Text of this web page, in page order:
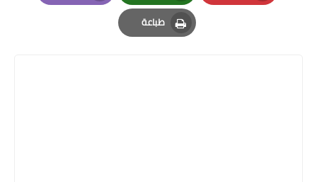
Pinterest
Whatsapp
Email
طباعة
Print